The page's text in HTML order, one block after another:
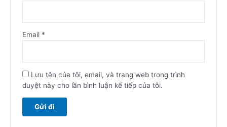
Email *
Lưu tên của tôi, email, và trang web trong trình
duyệt này cho lần bình luận kế tiếp của tôi.